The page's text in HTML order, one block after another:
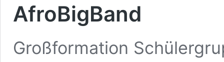
AfroBigBand
Großformation